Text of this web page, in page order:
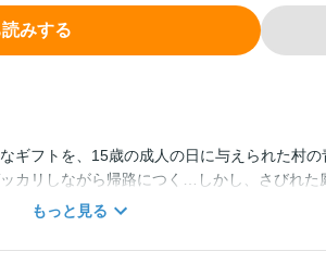
みする
ギフトを、15歳の成人の日に与えられた村
カリしながら帰路につく…しかし、さびれた
野菜が育つ!!さらに「えっ、木に肉がなっ
しいスローライフを始めます！電子連載で大
もっと見る